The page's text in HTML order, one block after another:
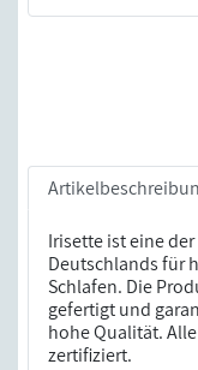
Irisette ist eine
Deutschlands für
Schlafen. Die
gefertigt und
hohe Qualität.
zertifiziert.